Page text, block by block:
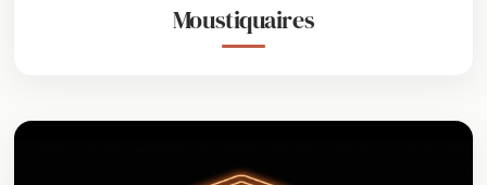
Moustiquaires